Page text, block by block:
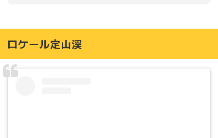
ロケール定山渓